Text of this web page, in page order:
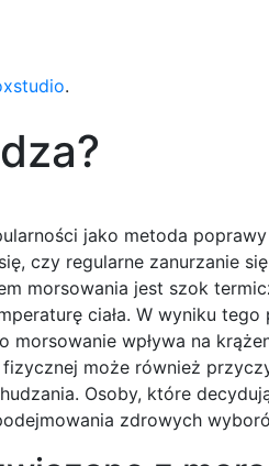
.
jako metoda
czy regularne zanurzanie
morsowania jest szok
ciała. W wyniku
wpływa na
może również
Osoby, które
zdrowych